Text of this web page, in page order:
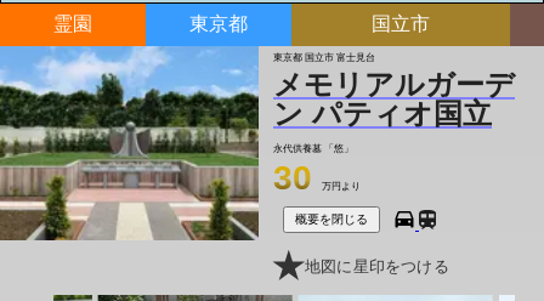
霊園 東京都 国立市
東京都 国立市 富士見台
メモリアルガーデ
ン パティオ国立
永代供養墓 「悠」
30 万円より
概要を閉じる
地図に星印をつける